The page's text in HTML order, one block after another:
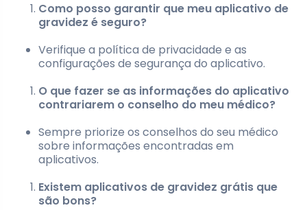
Como posso garantir que meu aplicativo de
gravidez é seguro?
Verifique a política de privacidade e as
configurações de segurança do aplicativo.
O que fazer se as informações do aplicativo
contrariarem o conselho do meu médico?
Sempre priorize os conselhos do seu médico
sobre informações encontradas em
aplicativos.
Existem aplicativos de gravidez grátis que
são bons?